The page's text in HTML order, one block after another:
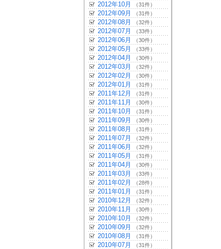
2012年10月 （31件）
2012年09月 （31件）
2012年08月 （32件）
2012年07月 （33件）
2012年06月 （30件）
2012年05月 （33件）
2012年04月 （30件）
2012年03月 （32件）
2012年02月 （30件）
2012年01月 （31件）
2011年12月 （31件）
2011年11月 （30件）
2011年10月 （31件）
2011年09月 （30件）
2011年08月 （31件）
2011年07月 （32件）
2011年06月 （32件）
2011年05月 （31件）
2011年04月 （30件）
2011年03月 （33件）
2011年02月 （28件）
2011年01月 （31件）
2010年12月 （32件）
2010年11月 （30件）
2010年10月 （32件）
2010年09月 （32件）
2010年08月 （31件）
2010年07月 （31件）